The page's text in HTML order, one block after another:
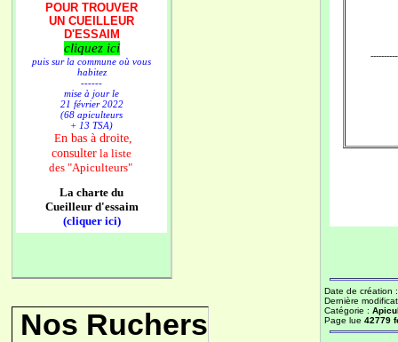
POUR TROUVER
UN CUEILLEUR
D'ESSAIM
cliquez ici
puis sur la commune où vous
habitez
------
mise à jour le
21 février 2022
(68 apiculteurs
+ 13 TSA)
En bas à droite,
consulter la liste
des "Apiculteurs"
La charte du
Cueilleur d'essaim
(cliquer ici)
Nos Ruchers
Date de création
Dernière
Catégorie :
Page lue 42779